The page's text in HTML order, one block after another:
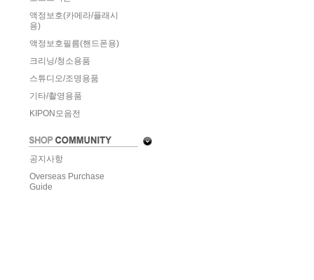
액정보호(카메라/플래시
용)
액정보호필름(핸드폰용)
크리닝/청소용품
스튜디오/조명용품
기타/촬영용품
KIPON모음전
공지사항
Overseas Purchase
Guide